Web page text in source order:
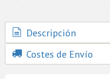
Descripción
Costes de Envío